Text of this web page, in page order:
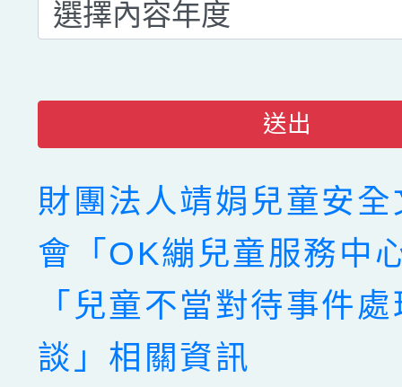
送出
財團法人靖娟兒童安
會「OK繃兒童服務中
「兒童不當對待事件
談」相關資訊